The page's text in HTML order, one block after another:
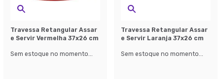
Travessa Retangular Assar
e Servir Vermelha 37x26 cm
Sem estoque no momento...
Travessa Retangular Assar
e Servir Laranja 37x26 cm
Sem estoque no momento...